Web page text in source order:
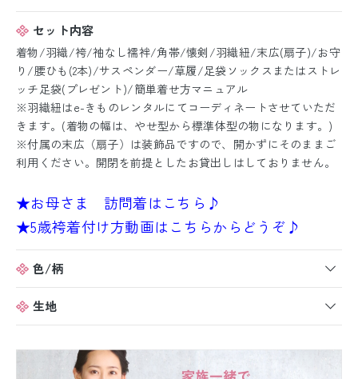
セット内容
着物/羽織/袴/袖なし襦袢/角帯/懐剣/羽織紐/末広(扇子)/お守
り/腰ひも(2本)/サスペンダー/草履/足袋ソックスまたはストレ
ッチ足袋(プレゼント)/簡単着せ方マニュアル
※羽織紐はe-きものレンタルにてコーディネートさせていただ
きます。(着物の幅は、やせ型から標準体型の物になります。)
※付属の末広（扇子）は装飾品ですので、開かずにそのままご
利用ください。開閉を前提としたお貸出しはしておりません。
★お母さま 訪問着はこちら♪
★5歳袴着付け方動画はこちらからどうぞ♪
色/柄
生地